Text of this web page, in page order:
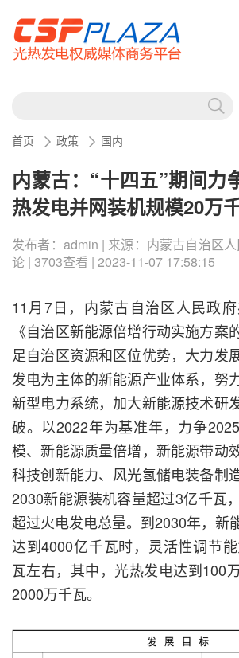
首页 政策 国内
内蒙古：“十四五”期间力
热发电并网装机规模20万
发布者：admin | 来源：内蒙古自治区
论 | 3703查看 | 2023-11-07 17:58:15
11月7日，内蒙古自治区人民政
《自治区新能源倍增行动实施方案
足自治区资源和区位优势，大力发
发电为主体的新能源产业体系，努
新型电力系统，加大新能源技术研
破。以2022年为基准年，力争
模、新能源质量倍增，新能源带动
科技创新能力、风光氢储电装备制
2030新能源装机容量超过3亿千瓦
超过火电发电总量。到2030年，新
达到4000亿千瓦时，灵活性调节
瓦左右，其中，光热发电达到100
2000万千瓦。